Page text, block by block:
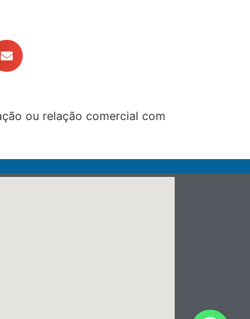
ou relação comercial com